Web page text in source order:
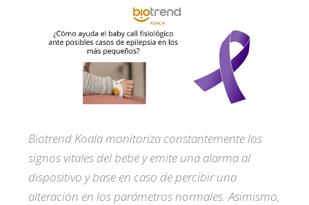
Biotrend Koala monitoriza constantemente los
signos vitales del bebé y emite una alarma al
dispositivo y base en caso de percibir una
alteración en los parámetros normales. Asimismo,